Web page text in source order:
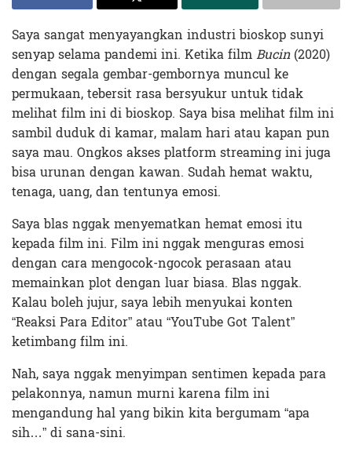
Saya sangat menyayangkan industri bioskop sunyi
senyap selama pandemi ini. Ketika filmBucin(2020)
dengan segala gembar-gembornya muncul ke
permukaan, tebersit rasa bersyukur untuk tidak
melihat film ini di bioskop. Saya bisa melihat film ini
sambil duduk di kamar, malam hari atau kapan pun
saya mau. Ongkos akses platform streaming ini juga
bisa urunan dengan kawan. Sudah hemat waktu,
tenaga, uang, dan tentunya emosi.
Saya blas nggak menyematkan hemat emosi itu
kepada film ini. Film ini nggak menguras emosi
dengan cara mengocok-ngocok perasaan atau
memainkan plot dengan luar biasa. Blas nggak.
Kalau boleh jujur, saya lebih menyukai konten
“Reaksi Para Editor” atau “YouTube Got Talent”
ketimbang film ini.
Nah, saya nggak menyimpan sentimen kepada para
pelakonnya, namun murni karena film ini
mengandung hal yang bikin kita bergumam “apa
sih…” di sana-sini.